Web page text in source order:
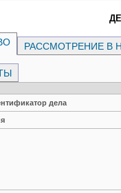
РАССМОТРЕНИЕ В
дела